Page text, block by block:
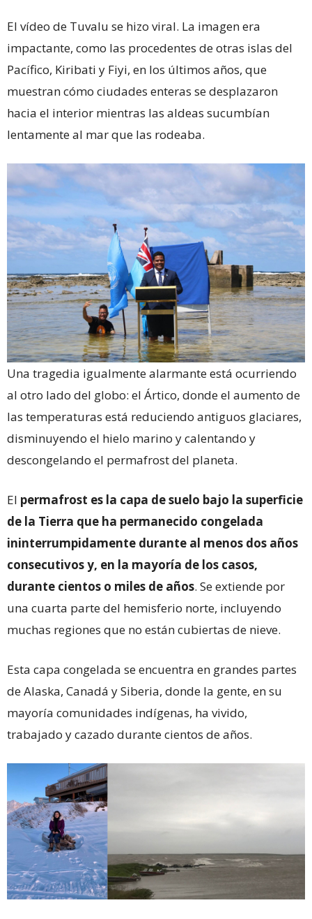
El vídeo de Tuvalu se hizo viral. La imagen era
impactante, como las procedentes de otras islas del
Pacífico, Kiribati y Fiyi, en los últimos años, que
muestran cómo ciudades enteras se desplazaron
hacia el interior mientras las aldeas sucumbían
lentamente al mar que las rodeaba.
Una tragedia igualmente alarmante está ocurriendo
al otro lado del globo: el Ártico, donde el aumento de
las temperaturas está reduciendo antiguos glaciares,
disminuyendo el hielo marino y calentando y
descongelando el permafrost del planeta.
El permafrost es la capa de suelo bajo la superficie
de la Tierra que ha permanecido congelada
ininterrumpidamente durante al menos dos años
consecutivos y, en la mayoría de los casos,
durante cientos o miles de años. Se extiende por
una cuarta parte del hemisferio norte, incluyendo
muchas regiones que no están cubiertas de nieve.
Esta capa congelada se encuentra en grandes partes
de Alaska, Canadá y Siberia, donde la gente, en su
mayoría comunidades indígenas, ha vivido,
trabajado y cazado durante cientos de años.